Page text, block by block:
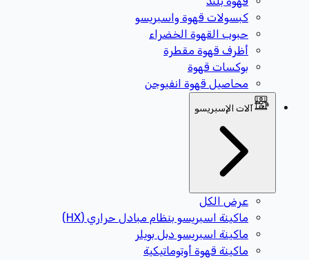
كبسولات قهوة واسبريسو
حبوب القهوة الخضراء
أظرف قهوة مقطرة
بوكسات قهوة
محاصيل قهوة انفيوجن
آلات الإسبريسو
عرض الكل
ماكينة اسبريسو بنظام مبادل حراري (HX)
ماكينة اسبريسو دبل بويلر
ماكينة قهوة أوتوماتيكية